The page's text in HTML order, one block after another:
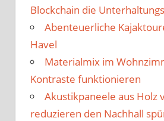
Blockchain die
Abenteuerliche
Havel
Materialmix im
Kontraste funktionieren
Akustikpaneele aus Holz
reduzieren den Nachhall